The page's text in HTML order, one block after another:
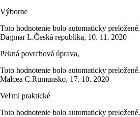
Výborne
Toto hodnotenie bolo automaticky preložené.
Dagmar L.Česká republika, 10. 11. 2020
Pekná povrchová úprava,
Toto hodnotenie bolo automaticky preložené.
Malcea C.Rumunsko, 17. 10. 2020
Veľmi praktické
Toto hodnotenie bolo automaticky preložené.